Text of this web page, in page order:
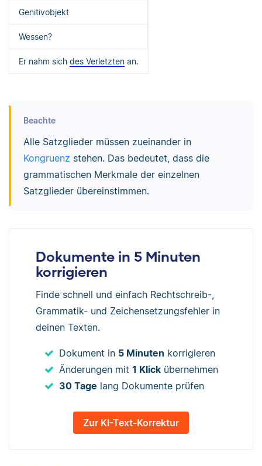
Genitivobjekt
Wessen?
Er nahm sich des Verletzten an.
Beachte
Alle Satzglieder müssen zueinander in
Kongruenz stehen. Das bedeutet, dass die
grammatischen Merkmale der einzelnen
Satzglieder übereinstimmen.
Dokumente in 5 Minuten
korrigieren
Finde schnell und einfach Rechtschreib-,
Grammatik- und Zeichensetzungsfehler in
deinen Texten.
Dokument in 5 Minuten korrigieren
Änderungen mit 1 Klick übernehmen
30 Tage lang Dokumente prüfen
Zur KI-Text-Korrektur